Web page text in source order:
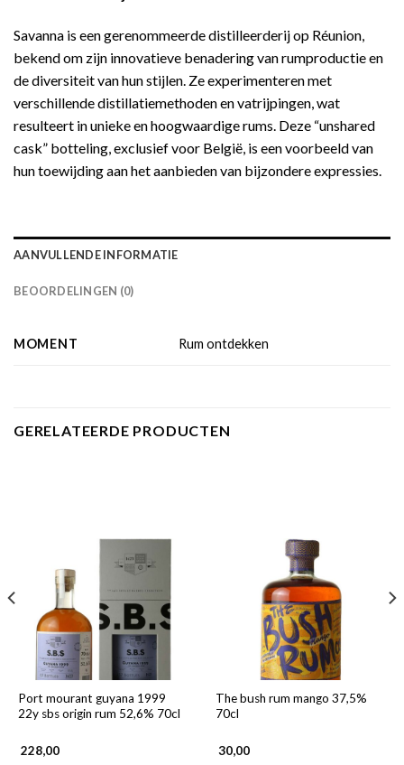
Savanna is een gerenommeerde distilleerderij op Réunion,
bekend om zijn innovatieve benadering van rumproductie en
de diversiteit van hun stijlen. Ze experimenteren met
verschillende distillatiemethoden en vatrijpingen, wat
resulteert in unieke en hoogwaardige rums. Deze “unshared
cask” botteling, exclusief voor België, is een voorbeeld van
hun toewijding aan het aanbieden van bijzondere expressies.
AANVULLENDE INFORMATIE
BEOORDELINGEN (0)
MOMENT Rum ontdekken
GERELATEERDE PRODUCTEN
Port mourant guyana 1999
22y sbs origin rum 52,6% 70cl
228,00
The bush rum mango 37,5%
70cl
30,00